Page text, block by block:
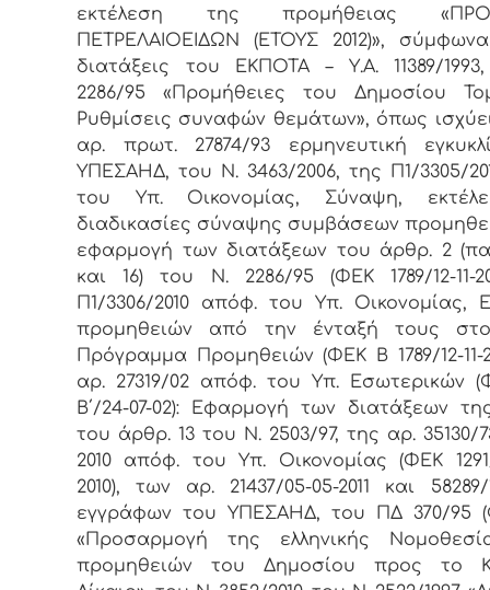
εκτέλεση της προμήθειας
ΠΕΤΡΕΛΑΙΟΕΙΔΩΝ (ΕΤΟΥΣ 2012)»,
διατάξεις του ΕΚΠΟΤΑ – Υ.Α. 11389/
2286/95 «Προμήθειες του Δημοσίου
Ρυθμίσεις συναφών θεμάτων», όπως
αρ. πρωτ. 27874/93 ερμηνευτική
ΥΠΕΣΑΗΔ, του Ν. 3463/2006, της Π1/3305/
του Υπ. Οικονομίας, Σύναψη,
διαδικασίες σύναψης συμβάσεων
εφαρμογή των διατάξεων του άρθρ. 2
και 16) του Ν. 2286/95 (ΦΕΚ 1789/12-11-
Π1/3306/2010 απόφ. του Υπ. Οικονομίας,
προμηθειών από την ένταξή τους στο
Πρόγραμμα Προμηθειών (ΦΕΚ Β 1789/12-11-
αρ. 27319/02 απόφ. του Υπ. Εσωτερικών
Β΄/24-07-02): Εφαρμογή των διατάξεων
του άρθρ. 13 του Ν. 2503/97, της αρ. 35130/
2010 απόφ. του Υπ. Οικονομίας (ΦΕΚ 1291/
2010), των αρ. 21437/05-05-2011 και 58289/
εγγράφων του ΥΠΕΣΑΗΔ, του ΠΔ 370/95
«Προσαρμογή της ελληνικής
προμηθειών του Δημοσίου προς το